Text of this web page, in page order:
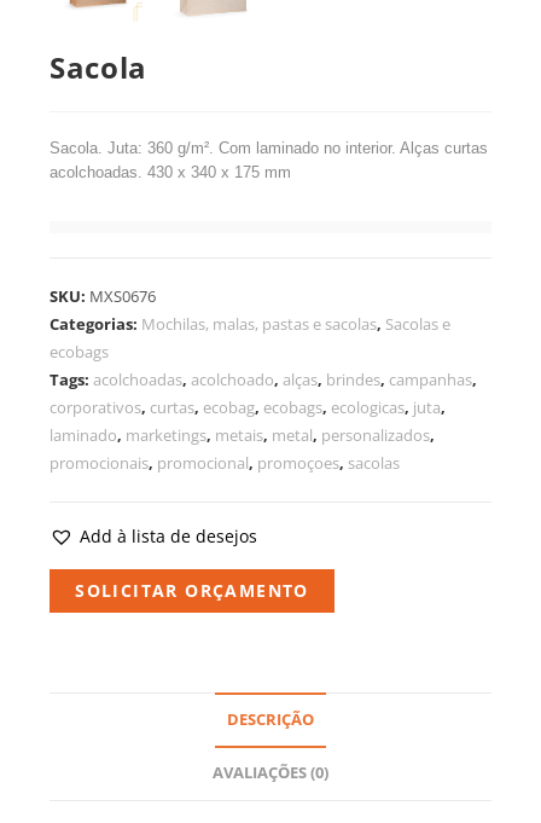
Sacola
Sacola. Juta: 360 g/m². Com laminado no interior. Alças curtas
acolchoadas. 430 x 340 x 175 mm
SKU: MXS0676
Categorias: Mochilas, malas, pastas e sacolas, Sacolas e
ecobags
Tags:acolchoadas,acolchoado,alças, brindes, campanhas,
corporativos, curtas, ecobag, ecobags, ecologicas, juta,
laminado, marketings, metais, metal, personalizados,
promocionais, promocional, promoçoes, sacolas
Add à lista de desejos
SOLICITAR ORÇAMENTO
DESCRIÇÃO
AVALIAÇÕES (0)